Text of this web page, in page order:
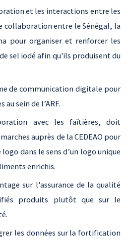
et les interactions entre les
collaboration entre le Sénégal, la
pour organiser et renforcer les
sel iodé afin qu'ils produisent du
de communication digitale pour
sein de l’ARF.
avec les faîtières, doit
auprès de la CEDEAO pour
dans le sens d’un logo unique
enrichis.
sur l'assurance de la qualité
produits plutôt que sur le
les données sur la fortification